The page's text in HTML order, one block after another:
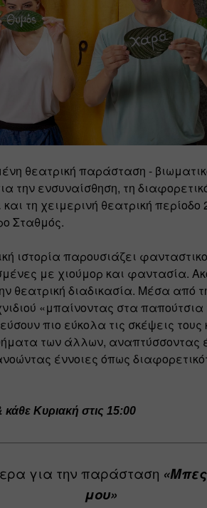
θεατρική παράσταση -
την ενσυναίσθηση, τη
τη χειμερινή θεατρική περίοδο
Σταθμός.
ιστορία παρουσιάζει
με χιούμορ και φαντασία.
θεατρική διαδικασία. Μέσα από
«μπαίνοντας στα
πιο εύκολα τις σκέψεις
των άλλων, αναπτύσσοντας
έννοιες όπως
κάθε Kυριακή στις 15:00
για την παράσταση
μου»